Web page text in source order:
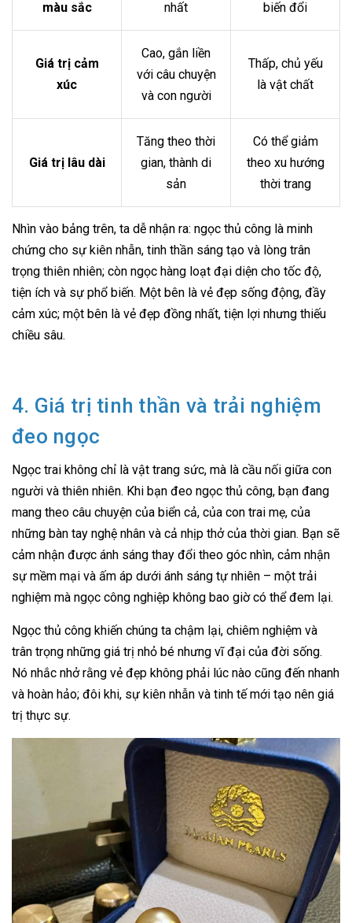
màu sắc
nhất
biến đổi
Giá trị cảm
xúc
Cao, gắn liền
với câu chuyện
và con người
Thấp, chủ yếu
là vật chất
Giá trị lâu dài
Tăng theo thời
gian, thành di
sản
Có thể giảm
theo xu hướng
thời trang
Nhìn vào bảng trên, ta dễ nhận ra: ngọc thủ công là minh
chứng cho sự kiên nhẫn, tinh thần sáng tạo và lòng trân
trọng thiên nhiên; còn ngọc hàng loạt đại diện cho tốc độ,
tiện ích và sự phổ biến. Một bên là vẻ đẹp sống động, đầy
cảm xúc; một bên là vẻ đẹp đồng nhất, tiện lợi nhưng thiếu
chiều sâu.
4. Giá trị tinh thần và trải nghiệm
đeo ngọc
Ngọc trai không chỉ là vật trang sức, mà là cầu nối giữa con
người và thiên nhiên. Khi bạn đeo ngọc thủ công, bạn đang
mang theo câu chuyện của biển cả, của con trai mẹ, của
những bàn tay nghệ nhân và cả nhịp thở của thời gian. Bạn sẽ
cảm nhận được ánh sáng thay đổi theo góc nhìn, cảm nhận
sự mềm mại và ấm áp dưới ánh sáng tự nhiên – một trải
nghiệm mà ngọc công nghiệp không bao giờ có thể đem lại.
Ngọc thủ công khiến chúng ta chậm lại, chiêm nghiệm và
trân trọng những giá trị nhỏ bé nhưng vĩ đại của đời sống.
Nó nhắc nhở rằng vẻ đẹp không phải lúc nào cũng đến nhanh
và hoàn hảo; đôi khi, sự kiên nhẫn và tinh tế mới tạo nên giá
trị thực sự.